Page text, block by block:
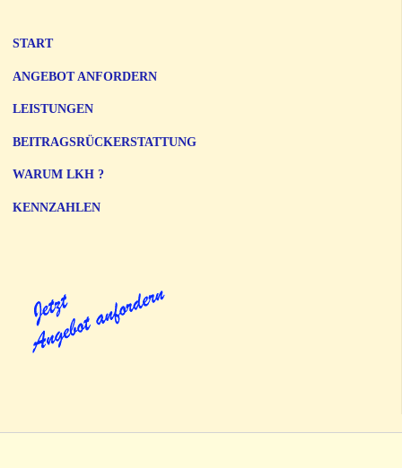
START
ANGEBOT ANFORDERN
LEISTUNGEN
BEITRAGSRÜCKERSTATTUNG
WARUM LKH ?
KENNZAHLEN